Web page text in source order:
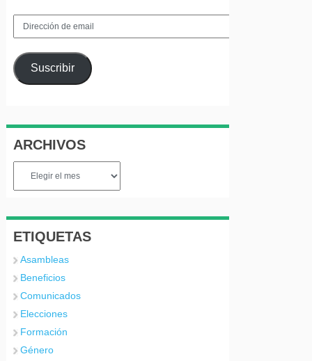
Dirección
Suscribir
ARCHIVOS
ETIQUETAS
Asambleas
Beneficios
Comunicados
Elecciones
Formación
Género